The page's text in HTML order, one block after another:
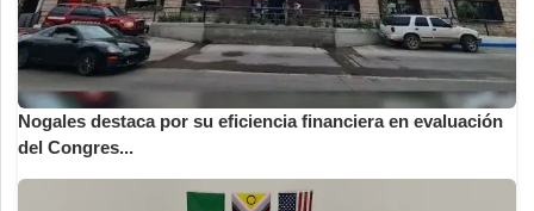
Nogales destaca por su eficiencia financiera en evaluación
del Congres...